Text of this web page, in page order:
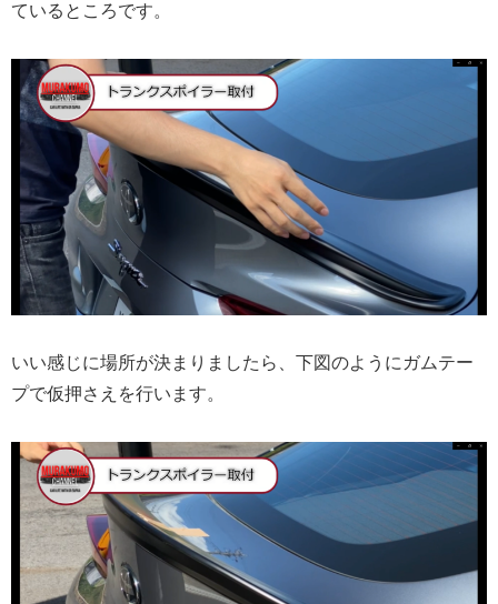
ているところです。
いい感じに場所が決まりましたら、下図のようにガムテー
プで仮押さえを行います。